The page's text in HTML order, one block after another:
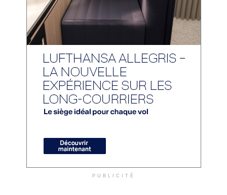
PUBLICITÉ